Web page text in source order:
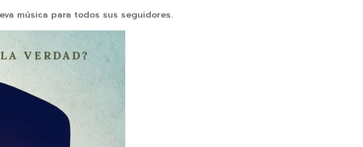
música para todos sus seguidores.